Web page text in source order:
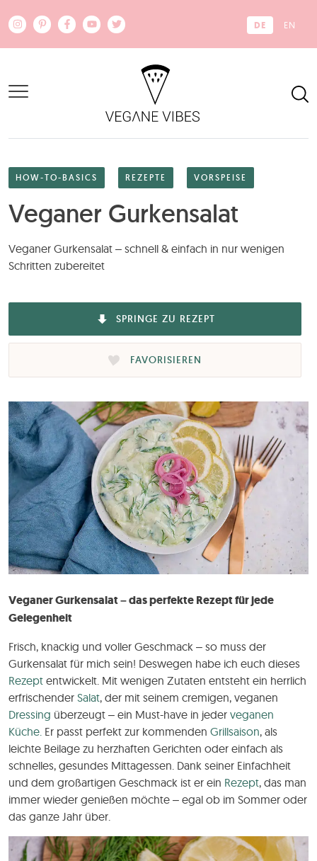
DE EN
HOW-TO-BASICS REZEPTE VORSPEISE
Veganer Gurkensalat
Veganer Gurkensalat – schnell & einfach in nur wenigen
Schritten zubereitet
SPRINGE ZU REZEPT
FAVORISIEREN
Veganer Gurkensalat – das perfekte Rezept für jede
Gelegenheit
Frisch, knackig und voller Geschmack – so muss der
Gurkensalat für mich sein! Deswegen habe ich euch dieses
Rezept entwickelt. Mit wenigen Zutaten entsteht ein herrlich
erfrischender Salat, der mit seinem cremigen, veganen
Dressing überzeugt – ein Must-have in jeder veganen
Küche. Er passt perfekt zur kommenden Grillsaison, als
leichte Beilage zu herzhaften Gerichten oder einfach als
schnelles, gesundes Mittagessen. Dank seiner Einfachheit
und dem großartigen Geschmack ist er ein Rezept, das man
immer wieder genießen möchte – egal ob im Sommer oder
das ganze Jahr über.